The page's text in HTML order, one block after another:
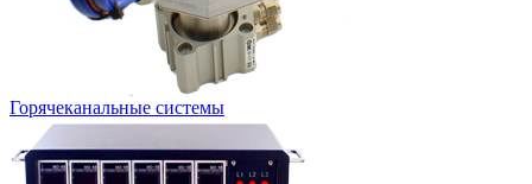
Горячеканальные системы